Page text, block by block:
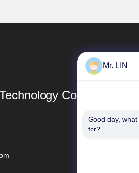
Co., Ltd
Mr. LIN
Good day,
for?